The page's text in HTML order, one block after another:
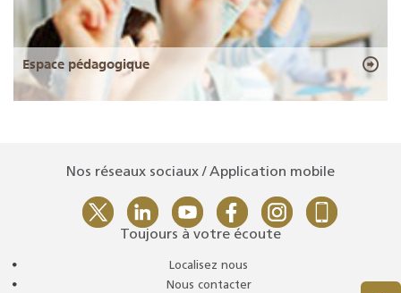
Espace pédagogique
Nos réseaux sociaux / Application mobile
Toujours à votre écoute
Localisez nous
Nous contacter